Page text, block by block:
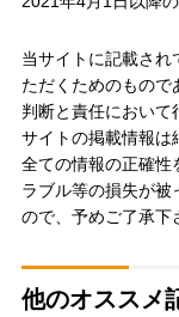
当サイトに記載さ
ただくためのもの
判断と責任において
サイトの掲載情報は
全ての情報の正確性
ラブル等の損失が被
ので、予めご了承下
他のオススメ